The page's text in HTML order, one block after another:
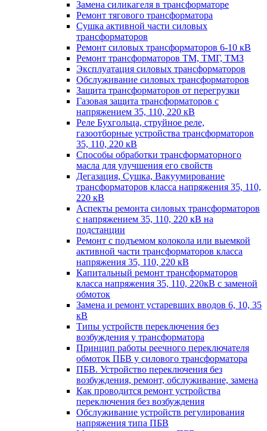
Замена силикагеля в трансформаторе
Ремонт тягового трансформатора
Сушка активной части силовых
трансформаторов
Ремонт силовых трансформаторов 6-10 кВ
Ремонт трансформаторов ТМ, ТМГ, ТМЗ
Эксплуатация силовых трансформаторов
Обслуживание силовых трансформаторов
Защита трансформаторов от перегрузки
Газовая защита трансформаторов с
напряжением 35, 110, 220 кВ
Реле Бухгольца, струйное реле,
газоотборные устройства трансформаторов
35, 110, 220 кВ
Способы обработки трансформаторного
масла для улучшения его свойств
Дегазация, Сушка, Вакуумирование
трансформаторов класса напряжения 35, 110,
220 кВ
Аспекты ремонта силовых трансформаторов
с напряжением 35, 110, 220 кВ на
подстанции
Ремонт с подъемом колокола или выемкой
активной части трансформаторов класса
напряжения 35, 110, 220 кВ
Капитальный ремонт трансформаторов
класса напряжения 35, 110, 220кВ с заменой
обмоток
Замена и ремонт устаревших вводов 6, 10, 35
кВ
Типы устройств переключения без
возбуждения у трансформатора
Принцип работы реечного переключателя
обмоток ПБВ у силового трансформатора
ПБВ. Устройство переключения без
возбуждения, ремонт, обслуживание, замена
Как проводится ремонт устройства
переключения без возбуждения
Обслуживание устройств регулирования
напряжения типа ПБВ